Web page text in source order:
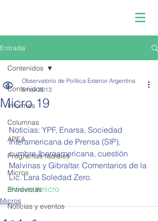
Entrada
Contenidos
Informes
Columnas
APEA
Programas radiales
Micros
Entrevistas
Noticias y eventos
Contenidos
Micro 19
Observatorio de Política Exterior Argentina
5 nov 2013
Noticias: YPF, Enarsa, Sociedad
Interamericana de Prensa (SIP),
cumbre Iberoamericana, cuestión
Malvinas y Gibraltar. Comentarios de la
Lic. Lara Soledad Zero.
#video #micro
Micros